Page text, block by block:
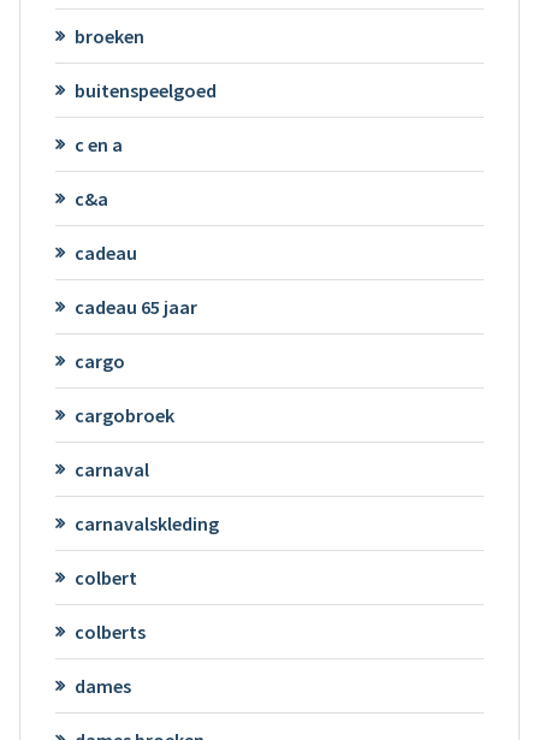
broeken
buitenspeelgoed
c en a
c&a
cadeau
cadeau 65 jaar
cargo
cargobroek
carnaval
carnavalskleding
colbert
colberts
dames